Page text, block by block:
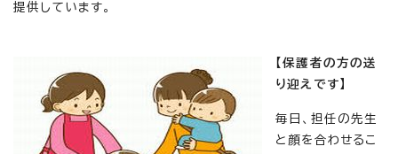
提供しています。
【保護者の方の送
り迎えです】
毎日、担任の先生
と顔を合わせるこ